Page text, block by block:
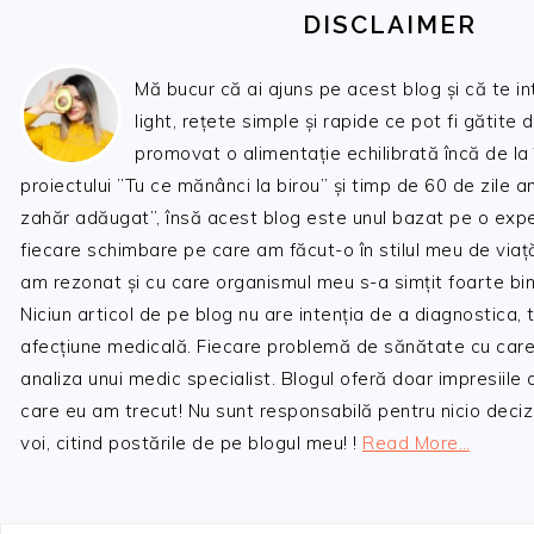
DISCLAIMER
Mă bucur că ai ajuns pe acest blog și că te
light, rețete simple și rapide ce pot fi gătite
promovat o alimentație echilibrată încă de
proiectului ”Tu ce mănânci la birou” și timp de 60 de zile
zahăr adăugat”, însă acest blog este unul bazat pe o
fiecare schimbare pe care am făcut-o în stilul meu de
am rezonat și cu care organismul meu s-a simțit foarte
Niciun articol de pe blog nu are intenția de a diagnostica,
afecțiune medicală. Fiecare problemă de sănătate cu
analiza unui medic specialist. Blogul oferă doar impresiile
care eu am trecut! Nu sunt responsabilă pentru nicio
voi, citind postările de pe blogul meu! ! Read More…